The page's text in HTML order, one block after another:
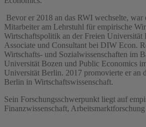
Bevor er 2018 an das RWI wechselte, war
Mitarbeiter am Lehrstuhl für empirische
Wirtschaftspolitik an der Freien Universität
Associate und Consultant bei DIW Econ.
Wirtschafts- und Sozialwissenschaften im
Universität Bozen und Public Economics
Universität Berlin. 2017 promovierte er an
Berlin in Wirtschaftswissenschaft.
Sein Forschungsschwerpunkt liegt auf
Finanzwissenschaft,